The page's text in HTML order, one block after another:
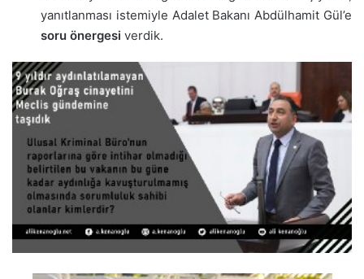
yanıtlanması istemiyle Adalet Bakanı Abdülhamit Gül’e
soru önergesi verdik.